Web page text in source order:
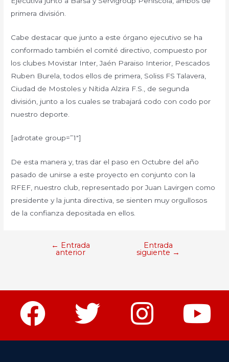
primera división.
Cabe destacar que junto a este órgano ejecutivo se ha
conformado también el comité directivo, compuesto por
los clubes Movistar Inter, Jaén Paraiso Interior, Pescados
Ruben Burela, todos ellos de primera, Soliss FS Talavera,
Ciudad de Mostoles y Nítida Alzira F.S., de segunda
división, junto a los cuales se trabajará codo con codo por
nuestro deporte.
[adrotate group=”1″]
De esta manera y, tras dar el paso en Octubre del año
pasado de unirse a este proyecto en conjunto con la
RFEF, nuestro club, representado por Juan Lavirgen como
presidente y la junta directiva, se sienten muy orgullosos
de la confianza depositada en ellos.
← Entrada
anterior
Entrada
siguiente →